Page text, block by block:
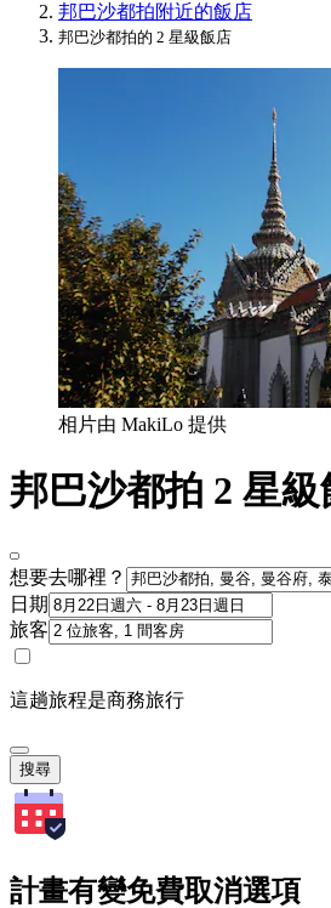
邦巴沙都拍附近的飯店
邦巴沙都拍的 2 星級飯店
相片由 MakiLo 提供
邦巴沙都拍 2 星級
想要去哪裡？
日期
旅客
這趟旅程是商務旅行
搜尋
計畫有變免費取消選項